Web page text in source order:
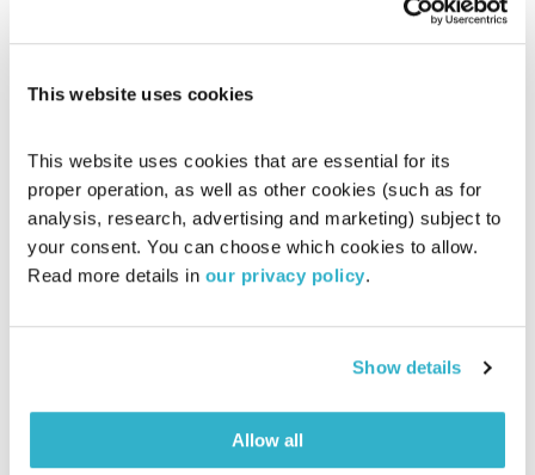
This website uses cookies
This website uses cookies that are essential for its
proper operation, as well as other cookies (such as for
analysis, research, advertising and marketing) subject to
your consent. You can choose which cookies to allow.
Read more details in our privacy policy.
Show details
Allow all
מנועים קדימה – 31.8.20
מנועים קדימה
גלית גורא-עיני
כל יום בדרך הביתה – שעה של מוזיקה מעולה בעריכתה ובהגשתה